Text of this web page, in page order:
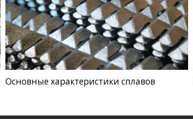
Основные характеристики сплавов